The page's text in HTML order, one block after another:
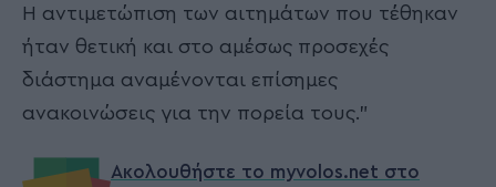
Η αντιμετώπιση των αιτημάτων που τέθηκαν
ήταν θετική και στο αμέσως προσεχές
διάστημα αναμένονται επίσημες
ανακοινώσεις για την πορεία τους.”
Ακολουθήστε το myvolos.net στο